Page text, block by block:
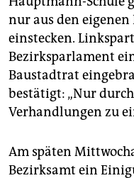
epaper login
nur aus den eigenen
einstecken.
Bezirksparlament
Baustadtrat
bestätigt: „Nur
Verhandlungen zu
Am späten
Bezirksamt ein